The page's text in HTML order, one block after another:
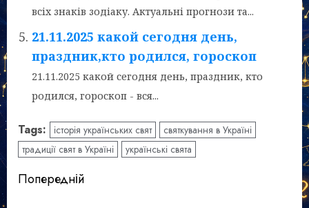
всіх знаків зодіаку. Актуальні прогнози та...
21.11.2025 какой сегодня день,
праздник,кто родился, гороскоп
21.11.2025 какой сегодня день, праздник, кто
родился, гороскоп - вся...
Tags: історія українських свят
святкування в Україні
традиції свят в Україні
українські свята
Post
Попередній